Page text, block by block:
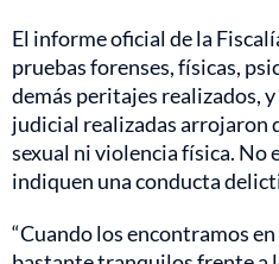
El informe oficial de la
pruebas forenses, físicas,
demás peritajes realizados,
judicial realizadas arrojaron
sexual ni violencia física. No
indiquen una conducta
“Cuando los encontramos